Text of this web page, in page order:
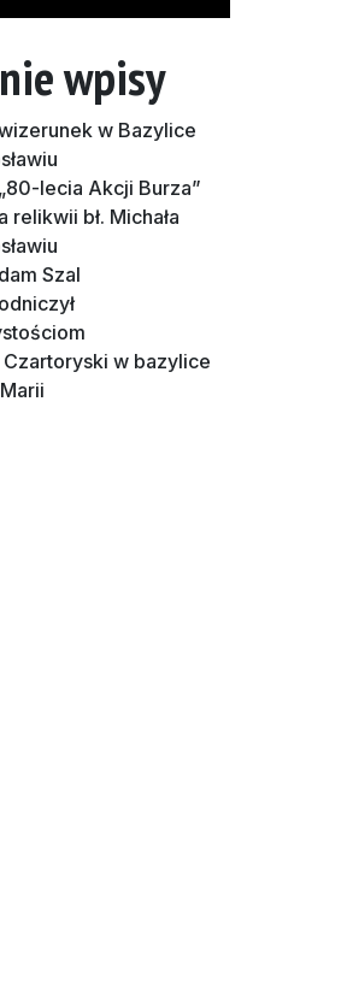
wpisy
w Bazylice
lecia Akcji Burza”
relikwii bł. Michała
Szal
Czartoryski w bazylice